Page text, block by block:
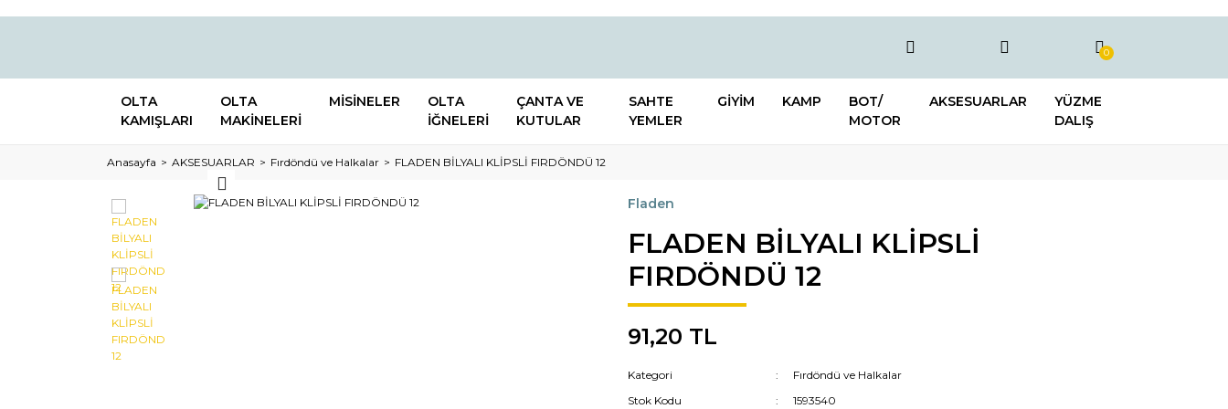
0
OLTA
KAMIŞLARI
OLTA
MAKİNELERİ
MİSİNELER
OLTA
İĞNELERİ
ÇANTA VE
KUTULAR
SAHTE
YEMLER
GİYİM KAMP
BOT/
MOTOR
AKSESUARLAR
YÜZME
DALIŞ
Anasayfa AKSESUARLAR Fırdöndü ve Halkalar FLADEN BİLYALI KLİPSLİ FIRDÖNDÜ 12
Fladen
FLADEN BİLYALI KLİPSLİ
FIRDÖNDÜ 12
91,20 TL
Kategori
Fırdöndü ve Halkalar
Stok Kodu
1593540